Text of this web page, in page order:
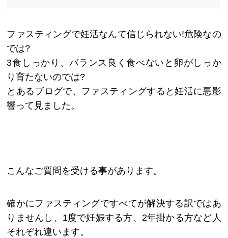
ファスティングで妊活なんて信じられない!危険なの
では?
3食しっかり、バランス良く食べないと卵がしっか
り育たないのでは?
とあるブログで、ファスティングすると妊活に悪影
響って見ました。
こんなご質問を受ける事があります。
確かにファスティングですべてが解決する訳ではあ
りませんし、1度で妊娠する方、2年掛かる方など人
それぞれ違います。